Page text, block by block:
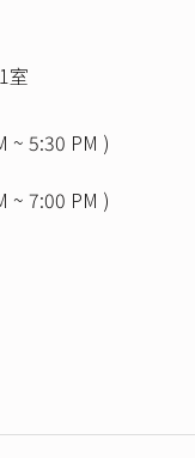
室
~ 5:30 PM )
~ 7:00 PM )